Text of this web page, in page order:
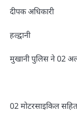
दीपक अधिकारी
हल्द्वानी
मुखानी पुलिस ने 02
02 मोटरसाइकिल